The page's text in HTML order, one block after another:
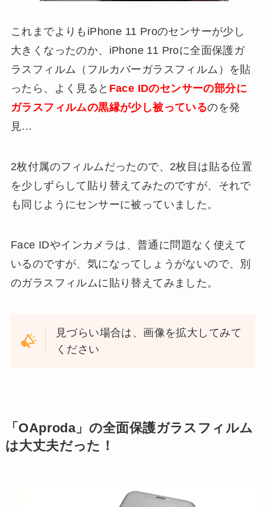
これまでよりもiPhone 11 Proのセンサーが少し
大きくなったのか、iPhone 11 Proに全面保護ガ
ラスフィルム（フルカバーガラスフィルム）を貼
ったら、よく見ると Face IDのセンサーの部分に
ガラスフィルムの黒縁が少し被っているのを発
見…
2枚付属のフィルムだったので、2枚目は貼る位置
を少しずらして貼り替えてみたのですが、それで
も同じようにセンサーに被っていました。
Face IDやインカメラは、普通に問題なく使えて
いるのですが、気になってしょうがないので、別
のガラスフィルムに貼り替えてみました。
見づらい場合は、画像を拡大してみて
ください
「OAproda」の全面保護ガラスフィルム
は大丈夫だった！